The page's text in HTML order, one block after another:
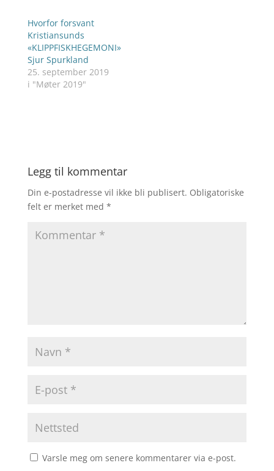
Hvorfor forsvant
Kristiansunds
«KLIPPFISKHEGEMONI»
Sjur Spurkland
25. september 2019
i "Møter 2019"
Legg til kommentar
Din e-postadresse vil ikke bli publisert. Obligatoriske
felt er merket med *
Varsle meg om senere kommentarer via e-post.